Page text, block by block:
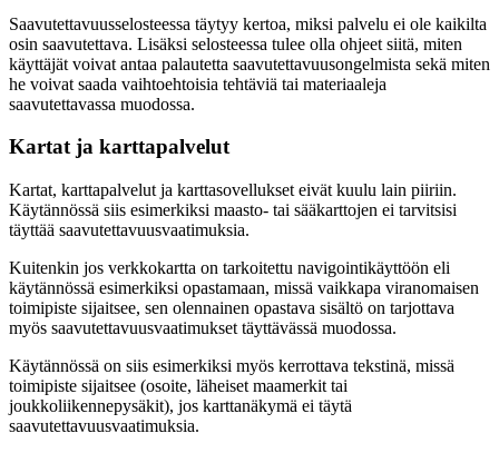
Saavutettavuusselosteessa täytyy kertoa, miksi palvelu ei ole kaikilta
osin saavutettava. Lisäksi selosteessa tulee olla ohjeet siitä, miten
käyttäjät voivat antaa palautetta saavutettavuusongelmista sekä miten
he voivat saada vaihtoehtoisia tehtäviä tai materiaaleja
saavutettavassa muodossa.
Kartat ja karttapalvelut
Kartat, karttapalvelut ja karttasovellukset eivät kuulu lain piiriin.
Käytännössä siis esimerkiksi maasto- tai sääkarttojen ei tarvitsisi
täyttää saavutettavuusvaatimuksia.
Kuitenkin jos verkkokartta on tarkoitettu navigointikäyttöön eli
käytännössä esimerkiksi opastamaan, missä vaikkapa viranomaisen
toimipiste sijaitsee, sen olennainen opastava sisältö on tarjottava
myös saavutettavuusvaatimukset täyttävässä muodossa.
Käytännössä on siis esimerkiksi myös kerrottava tekstinä, missä
toimipiste sijaitsee (osoite, läheiset maamerkit tai
joukkoliikennepysäkit), jos karttanäkymä ei täytä
saavutettavuusvaatimuksia.